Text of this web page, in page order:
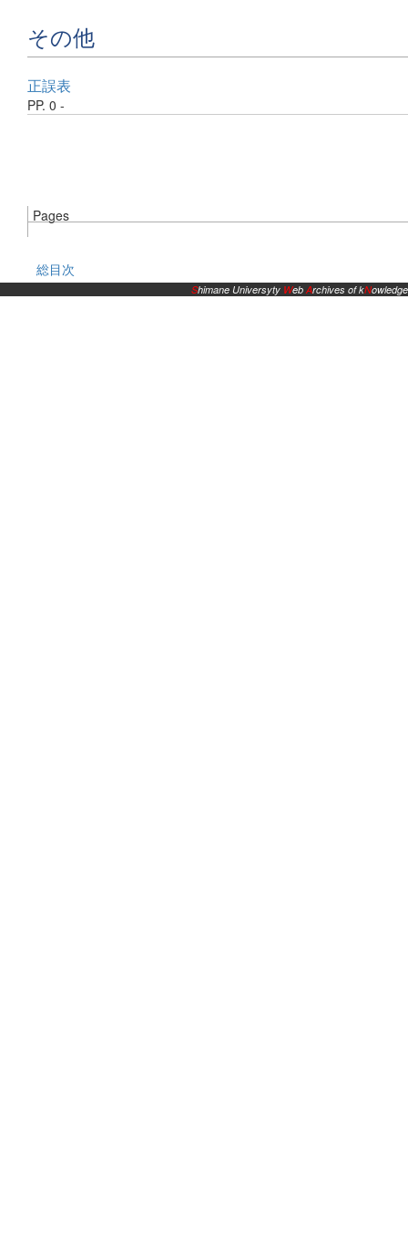
その他
正誤表
PP. 0 -
Pages
総目次
Shimane Universyty WebArchives of kNowledge